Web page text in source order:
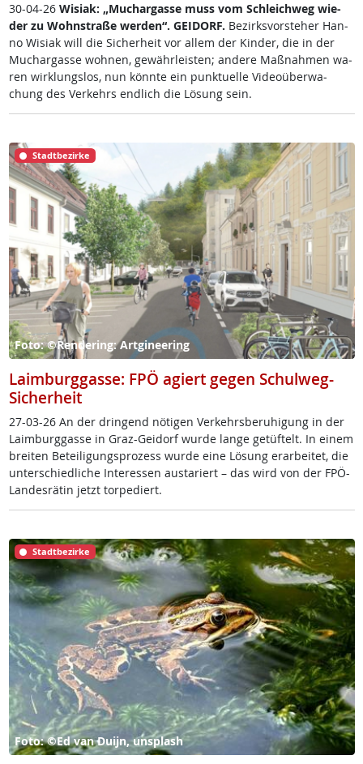
30-04-26 Wi­siak: „Much­ar­gas­se muss vom Sch­leich­weg wie­
der zu Wohn­stra­ße wer­den“. GEI­DORF. Be­zirks­vor­ste­her Han­
no Wi­siak will die Si­cher­heit vor al­lem der Kin­der, die in der
Much­ar­gas­se woh­nen, ge­währ­leis­ten; an­de­re Maß­nah­men wa­
ren wir­k­lungs­los, nun könn­te ein punk­tu­el­le Vi­deo­über­wa­
chung des Ver­kehrs end­lich die Lö­sung sein.
Stadtbezirke
Foto: ©Rendering: Artgineering
Laimburggasse: FPÖ agiert gegen Schulweg-
Sicherheit
27-03-26 An der drin­gend nö­t­i­gen Ver­kehrs­be­ru­hi­gung in der
Laim­burg­gas­se in Graz-Gei­dorf wur­de lan­ge ge­tüf­telt. In ei­nem
brei­ten Be­tei­li­gung­s­pro­zess wur­de ei­ne Lö­sung er­ar­bei­tet, die
un­ter­schied­li­che In­ter­es­sen au­s­ta­riert – das wird von der FPÖ-
Lan­des­rä­tin jetzt tor­pe­diert.
Stadtbezirke
Foto: ©Ed van Duijn, unsplash